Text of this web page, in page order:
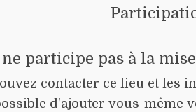
participe pas à la
contacter ce lieu et les
d'ajouter vous-même